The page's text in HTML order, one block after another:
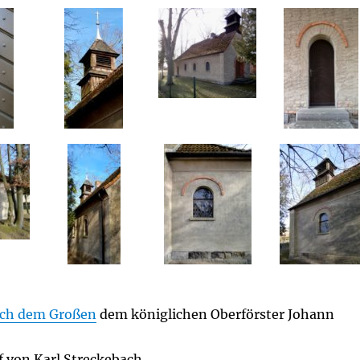
dem Großen dem königlichen Oberförster Johann